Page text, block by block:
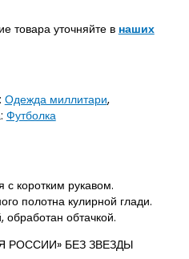
товара уточняйте в наших
Одежда миллитари,
Футболка
с коротким рукавом.
полотна кулирной глади.
обработан обтачкой.
РОССИИ» БЕЗ ЗВЕЗДЫ